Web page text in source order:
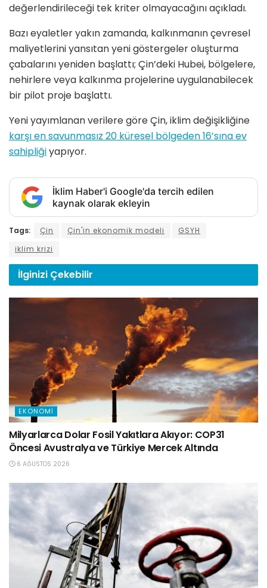
değerlendirileceği tek kriter olmayacağını açıkladı.
Bazı eyaletler yakın zamanda, kalkınmanın çevresel
maliyetlerini yansıtan yeni göstergeler oluşturma
çabalarını yeniden başlattı; Çin’deki Hubei, bölgelere,
nehirlere veya kalkınma projelerine uygulanabilecek
bir pilot proje başlattı.
Yeni yayımlanan verilere göre Çin, iklim değişikliğine
karşı en savunmasız 20 küresel bölgeden 16’sına ev
sahipliğiyapıyor.
İklim Haber'i Google'da tercih edilen
kaynak olarak ekleyin
Tags: Çin Çin'in ekonomik modeli
GSYH
iklim krizi
İlginizi Çekebilir
EKONOMI
Milyarlarca Dolar Fosil Yakıtlara Akıyor: COP31
Öncesi Avustralya ve Türkiye Mercek Altında
6 AĞUSTOS 2026